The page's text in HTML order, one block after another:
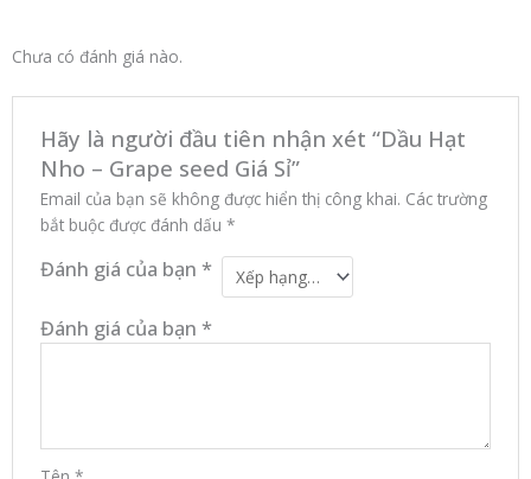
Chưa có đánh giá nào.
Hãy là người đầu tiên nhận xét “Dầu Hạt
Nho – Grape seed Giá Sỉ”
Email của bạn sẽ không được hiển thị công khai. Các trường
bắt buộc được đánh dấu *
Đánh giá của bạn *
Đánh giá của bạn *